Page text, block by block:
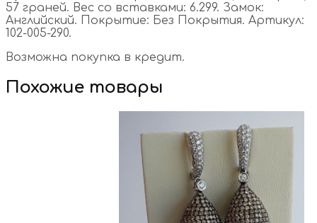
57 граней. Вес со вставками: 6.299. Замок:
Английский. Покрытие: Без Покрытия. Артикул:
102-005-290.
Возможна покупка в кредит.
Похожие товары